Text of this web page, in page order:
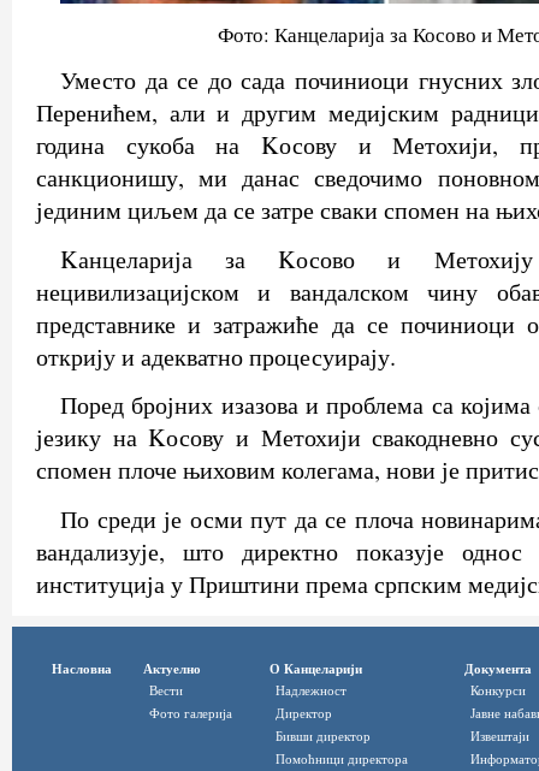
Фото: Канцеларија за Косово и
Уместо да се до сада починиоци гнусних
Перенићем, али и другим медијским
година сукоба на Kосову и Метохији,
санкционишу, ми данас сведочимо
јединим циљем да се затре сваки спомен на
Kанцеларија за Kосово и
нецивилизацијском и вандалском чину
представнике и затражиће да се починиоци
открију и адекватно процесуирају.
Поред бројних изазова и проблема са
језику на Kосову и Метохији свакодневно
спомен плоче њиховим колегама, нови је
По среди је осми пут да се плоча
вандализује, што директно показује
институција у Приштини према српским
Насловна Актуелно
Вести
Фото галерија
О Канцеларији
Надлежност
Директор
Бивши директор
Помоћници директора
Документа
Конкурси
Јавне
Извештаји